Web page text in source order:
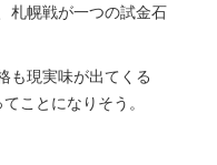
札幌戦が一つの試金石
も現実味が出てくる
ことになりそう。